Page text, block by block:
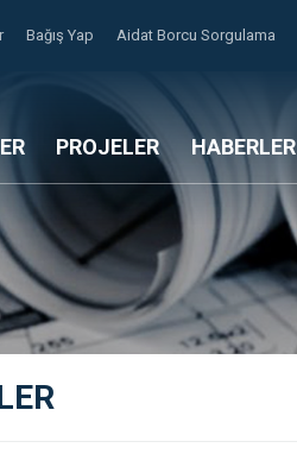
Bağış Yap Aidat Borcu Sorgulama
PROJELER HABERLER